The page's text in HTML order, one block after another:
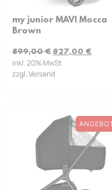
my junior MAVI Mocca
Brown
899,00€ 827,00 €
inkl. 20% MwSt
zzgl. Versand